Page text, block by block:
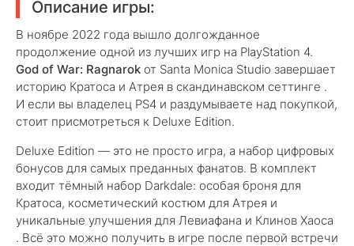
Описание игры:
В ноябре 2022 года вышло долгожданное
продолжение одной из лучших игр на PlayStation 4.
God of War: Ragnarok от Santa Monica Studio завершает
историю Кратоса и Атрея в скандинавском сеттинге .
И если вы владелец PS4 и раздумываете над покупкой,
стоит присмотреться к Deluxe Edition.
Deluxe Edition — это не просто игра, а набор цифровых
бонусов для самых преданных фанатов. В комплект
входит тёмный набор Darkdale: особая броня для
Кратоса, косметический костюм для Атрея и
уникальные улучшения для Левиафана и Клинов Хаоса
. Всё это можно получить в игре после первой встречи